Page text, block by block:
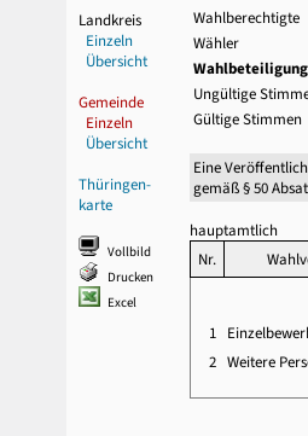
Landkreis
Einzeln
Übersicht
Gemeinde
Einzeln
Übersicht
Thüringen-
karte
Vollbild
Drucken
Excel
Wahlberechtigte
Wähler
Ungültige
Gültige Stimmen
Eine
gemäß § 50
hauptamtlich
Nr.
1
2 Weitere